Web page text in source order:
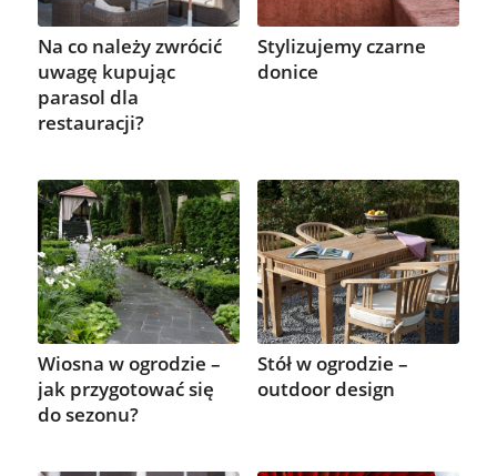
Na co należy zwrócić
uwagę kupując
parasol dla
restauracji?
Stylizujemy czarne
donice
Wiosna w ogrodzie –
jak przygotować się
do sezonu?
Stół w ogrodzie –
outdoor design